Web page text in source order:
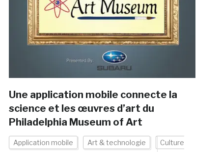
Une application mobile connecte la
science et les œuvres d’art du
Philadelphia Museum of Art
Application mobile Art & technologie Culture